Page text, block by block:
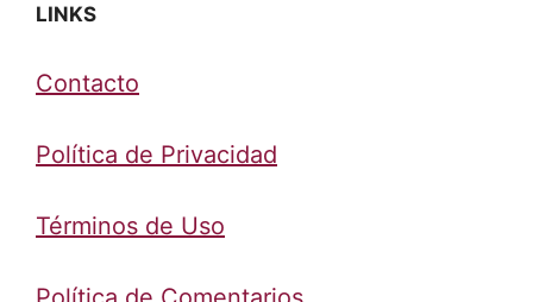
LINKS
Contacto
Política de Privacidad
Términos de Uso